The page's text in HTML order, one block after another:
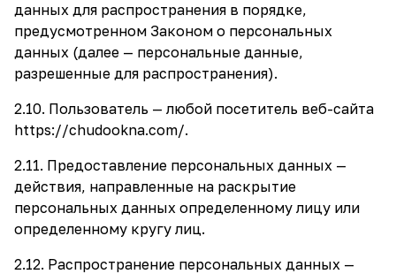
данных для распространения в порядке,
предусмотренном Законом о персональных
данных (далее — персональные данные,
разрешенные для распространения).
2.10. Пользователь — любой посетитель веб-сайта
https://chudookna.com/.
2.11. Предоставление персональных данных —
действия, направленные на раскрытие
персональных данных определенному лицу или
определенному кругу лиц.
2.12. Распространение персональных данных —